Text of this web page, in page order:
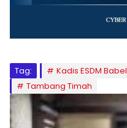
Tag: Kadis ESDM Babel
Tambang Timah